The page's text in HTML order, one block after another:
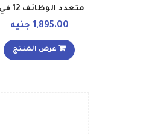
بمنفذ USB C رمادي
1,895.00 جنيه
عرض المنتج